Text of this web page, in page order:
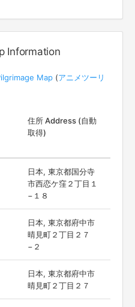
Information
Map (アニメツーリ
住所 Address (自動
取得)
日本, 東京都国分寺
市西恋ケ窪２丁目１
−１８
日本, 東京都府中市
晴見町２丁目２７
−２
日本, 東京都府中市
晴見町２丁目２７